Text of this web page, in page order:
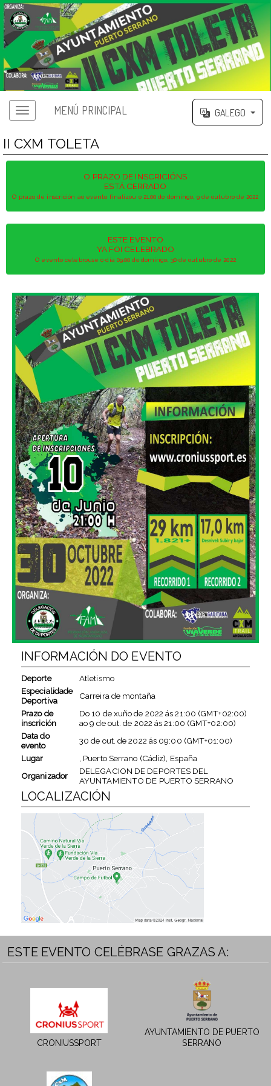
MENÚ PRINCIPAL GALEGO
II CXM TOLETA
O PRAZO DE INSCRICIÓNS
ESTÁ CERRADO
O prazo de inscrición ao evento finalizou o 21:00 do domingo, 9 de outubro de 2022
ESTE EVENTO
YA FOI CELEBRADO
O evento celebrouse o día 09:00 do domingo, 30 de outubro de 2022
INFORMACIÓN DO EVENTO
Deporte
Atletismo
Especialidade
Deportiva
Carreira de montaña
Prazo de
inscrición
Do10 de xuño de 2022 ás21:00 (GMT+02:00)
ao9 de out. de 2022 ás21:00 (GMT+02:00)
Data do
evento
30 de out. de 2022 ás 09:00 (GMT+01:00)
Lugar
, Puerto Serrano (Cádiz), España
Organizador
DELEGACION DE DEPORTES DEL
AYUNTAMIENTO DE PUERTO SERRANO
LOCALIZACIÓN
ESTE EVENTO CELÉBRASE GRAZAS A:
CRONIUSSPORT
AYUNTAMIENTO DE PUERTO
SERRANO